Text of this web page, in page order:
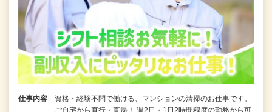
仕事内容
資格・経験不問で働ける、マンションの清掃のお仕事です。
ご自宅から直行・直帰！ 週2日・1日2時間程度の勤務から可